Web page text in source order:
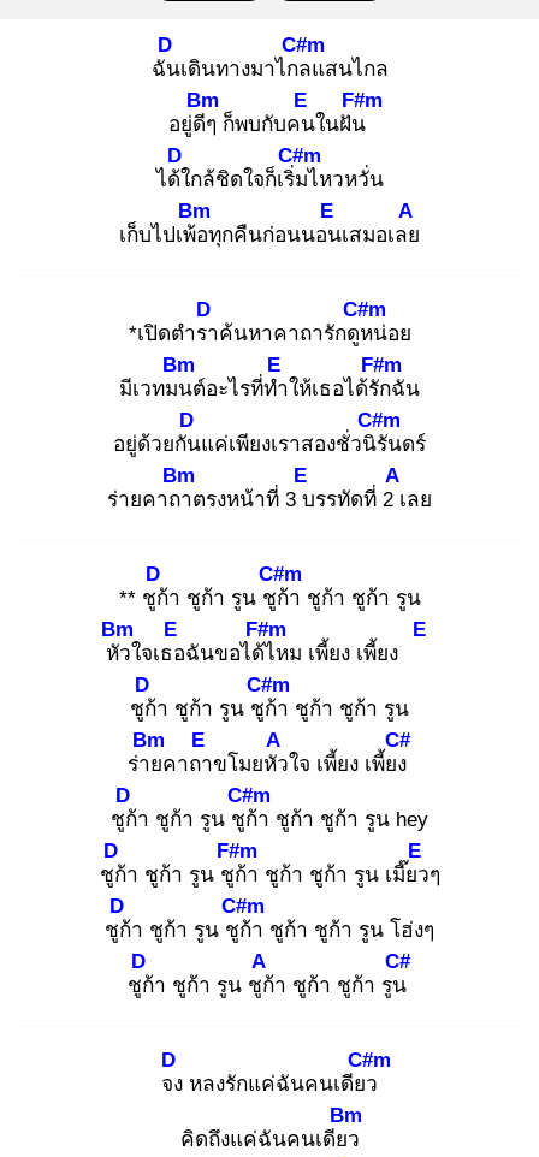
ฉัน
D
เดินทางมาไกล
C#m
แสนไกล
อยู่ดีๆ
Bm
ก็พบกับคน
E
ในฝัน
F#m
ได้ใ
D
กล้ชิดใจก็เริ่ม
C#m
ไหวหวั่น
เก็บไปเพ้อ
Bm
ทุกคืนก่อนนอน
E
เสมอเลย
A
*เปิดตำรา
D
ค้นหาคาถารักดูห
C#m
น่อย
มีเวทมน
Bm
ต์อะไรที่ทำ
E
ให้เธอได้รัก
F#m
ฉัน
อยู่ด้วยกัน
D
แค่เพียงเราสองชั่วนิรั
C#m
นดร์
ร่ายคาถา
Bm
ตรงหน้าที่ 3 บ
E
รรทัดที่ 2 เ
A
ลย
** ชูก้
D
า ชูก้า รูน ชูก้
C#m
า ชูก้า ชูก้า รูน
หัว
Bm
ใจเธอ
E
ฉันขอได้ไ
F#m
หม เพี้ยง เพี้ยง
E
ชูก้
D
า ชูก้า รูน ชูก้
C#m
า ชูก้า ชูก้า รูน
ร่าย
Bm
คาถา
E
ขโมยหัว
A
ใจ เพี้ยง เพี้ยง
C#
ชูก้
D
า ชูก้า รูน ชูก้
C#m
า ชูก้า ชูก้า รูน hey
ชูก้
D
า ชูก้า รูน ชูก้
F#m
า ชูก้า ชูก้า รูน เมี๊ยว
E
ๆ
ชูก้
D
า ชูก้า รูน ชูก้
C#m
า ชูก้า ชูก้า รูน โฮ่งๆ
ชูก้
D
า ชูก้า รูน ชูก้
A
า ชูก้า ชูก้า รูน
C#
จง
D
หลงรักแค่ฉันคนเดียว
C#m
คิดถึงแค่ฉันคนเดียว
Bm